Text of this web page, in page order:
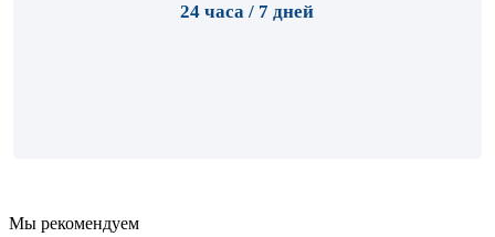
24 часа / 7 дней
Мы рекомендуем